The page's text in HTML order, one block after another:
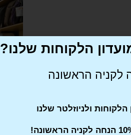
הלקוחות שלנו?
ולניוזלטר שלנו